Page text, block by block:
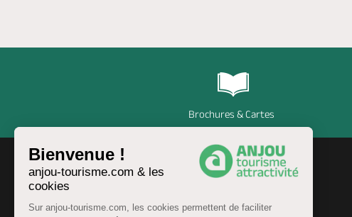
Bienvenue !
anjou-tourisme.com & les
cookies
Sur anjou-tourisme.com, les cookies permettent de faciliter
Brochures & Cartes